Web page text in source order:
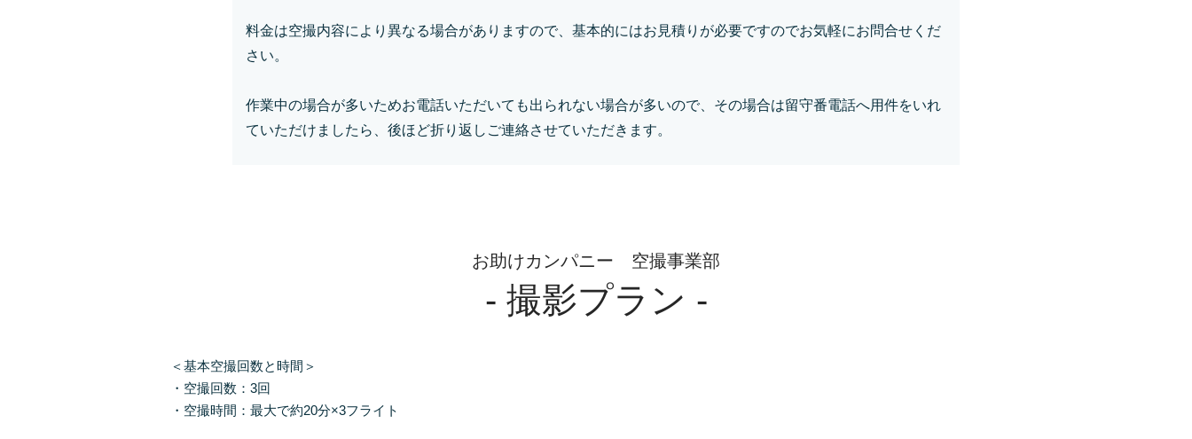
料金は空撮内容により異なる場合がありますので、基本的にはお見積りが必要ですのでお気軽にお問合せくだ
さい。
作業中の場合が多いためお電話いただいても出られない場合が多いので、その場合は留守番電話へ用件をいれ
ていただけましたら、後ほど折り返しご連絡させていただきます。
お助けカンパニー 空撮事業部
- 撮影プラン -
＜基本空撮回数と時間＞
・空撮回数：3回
・空撮時間：最大で約20分×3フライト